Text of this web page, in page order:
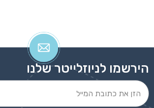
הירשמו לניוזלייטר שלנו